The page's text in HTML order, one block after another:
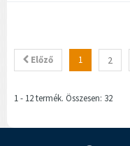
Előző 1 2
1 - 12 termék. Összesen: 32